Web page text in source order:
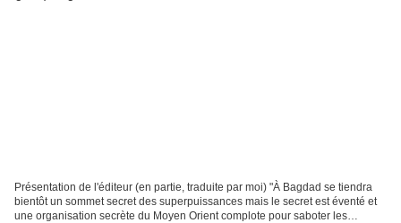
Présentation de l'éditeur (en partie, traduite par moi) "À Bagdad se tiendra
bientôt un sommet secret des superpuissances mais le secret est éventé et
une organisation secrète du Moyen Orient complote pour saboter les